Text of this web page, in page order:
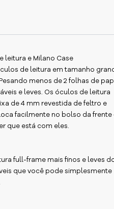
leitura e Milano Case
de leitura em tamanho
menos de 2 folhas de
e leves. Os óculos de leitura
de 4 mm revestida de feltro e
facilmente no bolso da frente
que está com eles.
full-frame mais finos e leves
que você pode simplesmente